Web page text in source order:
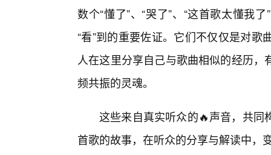
数个“懂了”、“哭了”、“这首歌太懂我
“看”到的重要佐证。它们不仅仅是对
人在这里分享自己与歌曲相似的经历
频共振的灵魂。
这些来自真实听众的🔥声音，共同
首歌的故事，在听众的分享与解读中，